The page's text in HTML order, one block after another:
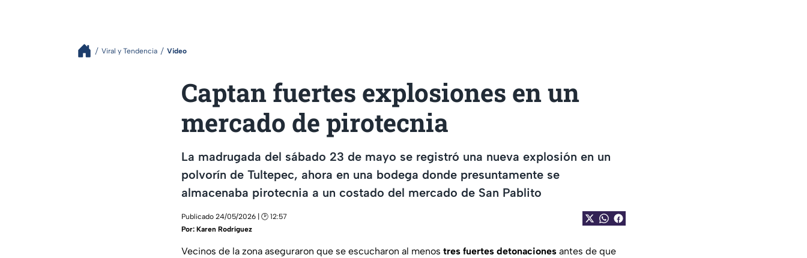
Viral y Tendencia Video
Captan fuertes explosiones en un
mercado de pirotecnia
La madrugada del sábado 23 de mayo se registró una nueva explosión en un
polvorín de Tultepec, ahora en una bodega donde presuntamente se
almacenaba pirotecnia a un costado del mercado de San Pablito
Publicado 24/05/2026 | 🕑 12:57
Por: Karen Rodríguez
Vecinos de la zona aseguraron que se escucharon al menos tres fuertes detonaciones antes de que